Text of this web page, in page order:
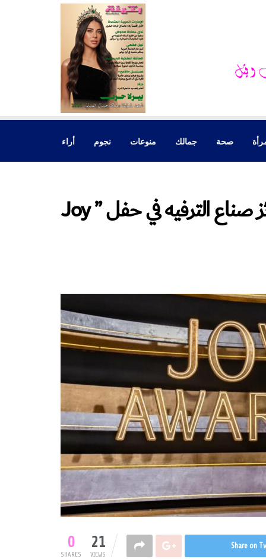
صحة جمالك منوعات نجوم أراء
نجوم عرب وعالميين يكرمون بجوائز صناع الترفيه في حفل ” Joy
0
SHARES 21
VIEWS
Share on